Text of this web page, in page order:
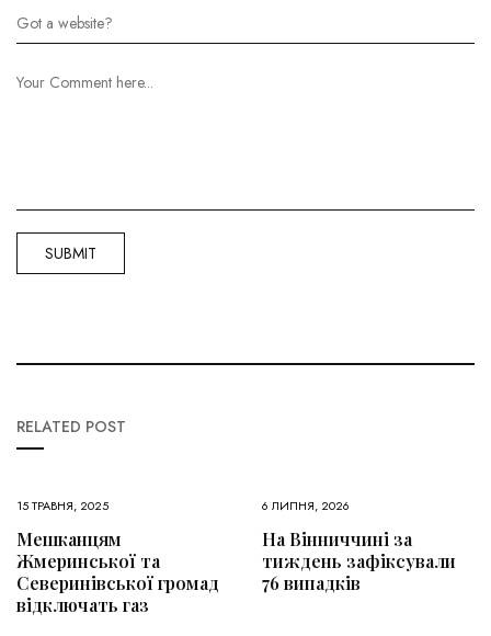
RELATED POST
15 ТРАВНЯ, 2025
Мешканцям
Жмеринської та
Северинівської громад
відключать газ
6 ЛИПНЯ, 2026
На Вінниччині за
тиждень зафіксували
76 випадків